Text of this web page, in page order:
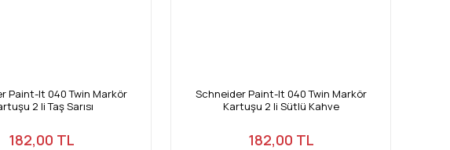
Paint-It 040 Twin Markör
2 li Taş Sarısı
182,00 TL
Schneider Paint-It 040 Twin Markör
Kartuşu 2 li Sütlü Kahve
182,00 TL